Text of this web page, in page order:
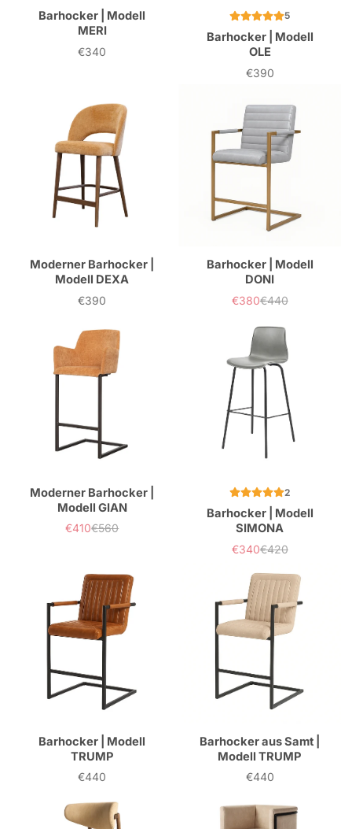
Barhocker | Modell
MERI
Preis
€340
5
Barhocker | Modell
OLE
Preis
€390
Moderner Barhocker |
Modell DEXA
Preis
€390
Barhocker | Modell
DONI
Verkaufspreis
€380Normaler
€440
Moderner Barhocker |
Modell GIAN
Verkaufspreis
€410Normaler
€560
2
Barhocker | Modell
SIMONA
Verkaufspreis
€340Normaler
€420
Barhocker | Modell
TRUMP
Preis
€440
Barhocker aus Samt |
Modell TRUMP
Preis
€440